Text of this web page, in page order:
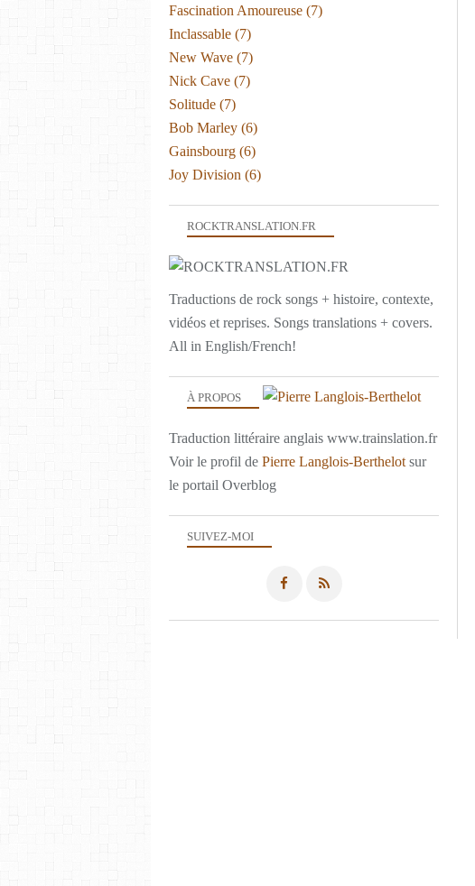
SUIVEZ-MOI
ROCKTRANSLATION.FR
Traductions de rock songs + histoire, contexte,
vidéos et reprises. Songs translations + covers.
All in English/French!
À PROPOS
Traduction littéraire anglais www.trainslation.fr
Voir le profil de Pierre Langlois-Berthelot sur
le portail Overblog
Fascination Amoureuse (7)
Inclassable (7)
New Wave (7)
Nick Cave (7)
Solitude (7)
Bob Marley (6)
Gainsbourg (6)
Joy Division (6)